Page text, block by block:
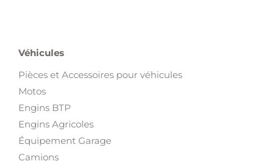
Véhicules
Pièces et Accessoires pour véhicules
Motos
Engins BTP
Engins Agricoles
Équipement Garage
Camions